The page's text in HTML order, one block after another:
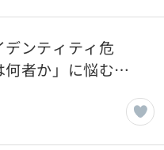
ンティティ危
者か」に悩む理